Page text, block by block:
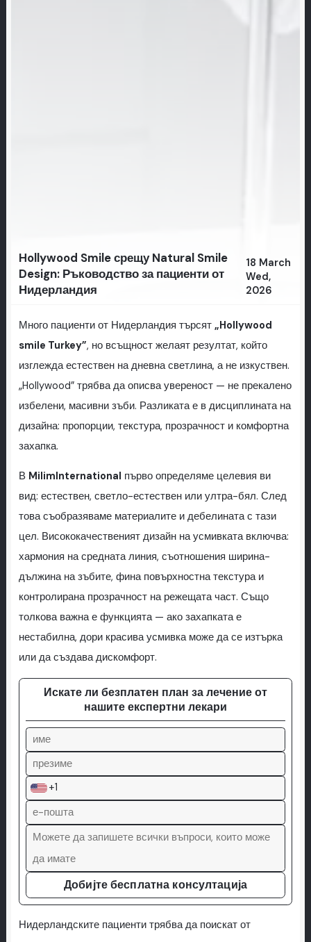
Hollywood Smile срещу Natural Smile
Design: Ръководство за пациенти от
Нидерландия
18 March
Wed,
2026
Много пациенти от Нидерландия търсят „Hollywood
smile Turkey”, но всъщност желаят резултат, който
изглежда естествен на дневна светлина, а не изкуствен.
„Hollywood” трябва да описва увереност — не прекалено
избелени, масивни зъби. Разликата е в дисциплината на
дизайна: пропорции, текстура, прозрачност и комфортна
захапка.
В MilimInternational първо определяме целевия ви
вид: естествен, светло-естествен или ултра-бял. След
това съобразяваме материалите и дебелината с тази
цел. Висококачественият дизайн на усмивката включва:
хармония на средната линия, съотношения ширина-
дължина на зъбите, фина повърхностна текстура и
контролирана прозрачност на режещата част. Също
толкова важна е функцията — ако захапката е
нестабилна, дори красива усмивка може да се изтърка
или да създава дискомфорт.
Искате ли безплатен план за лечение от
нашите експертни лекари
+1
Добијте бесплатна консултација
Нидерландските пациенти трябва да поискат от